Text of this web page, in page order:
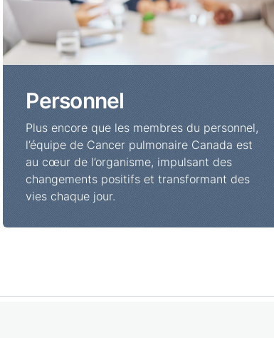
Personnel
Plus encore que les membres du personnel,
l’équipe de Cancer pulmonaire Canada est
au cœur de l’organisme, impulsant des
changements positifs et transformant des
vies chaque jour.